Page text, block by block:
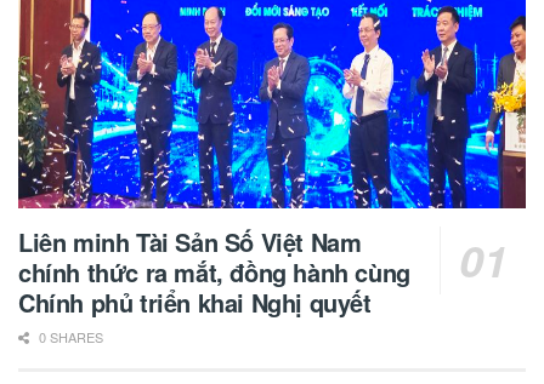
Liên minh Tài Sản Số Việt Nam
chính thức ra mắt, đồng hành cùng
Chính phủ triển khai Nghị quyết
0 SHARES